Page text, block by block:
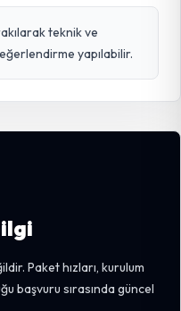
teknik ve
yapılabilir.
Paket hızları, kurulum
başvuru sırasında güncel